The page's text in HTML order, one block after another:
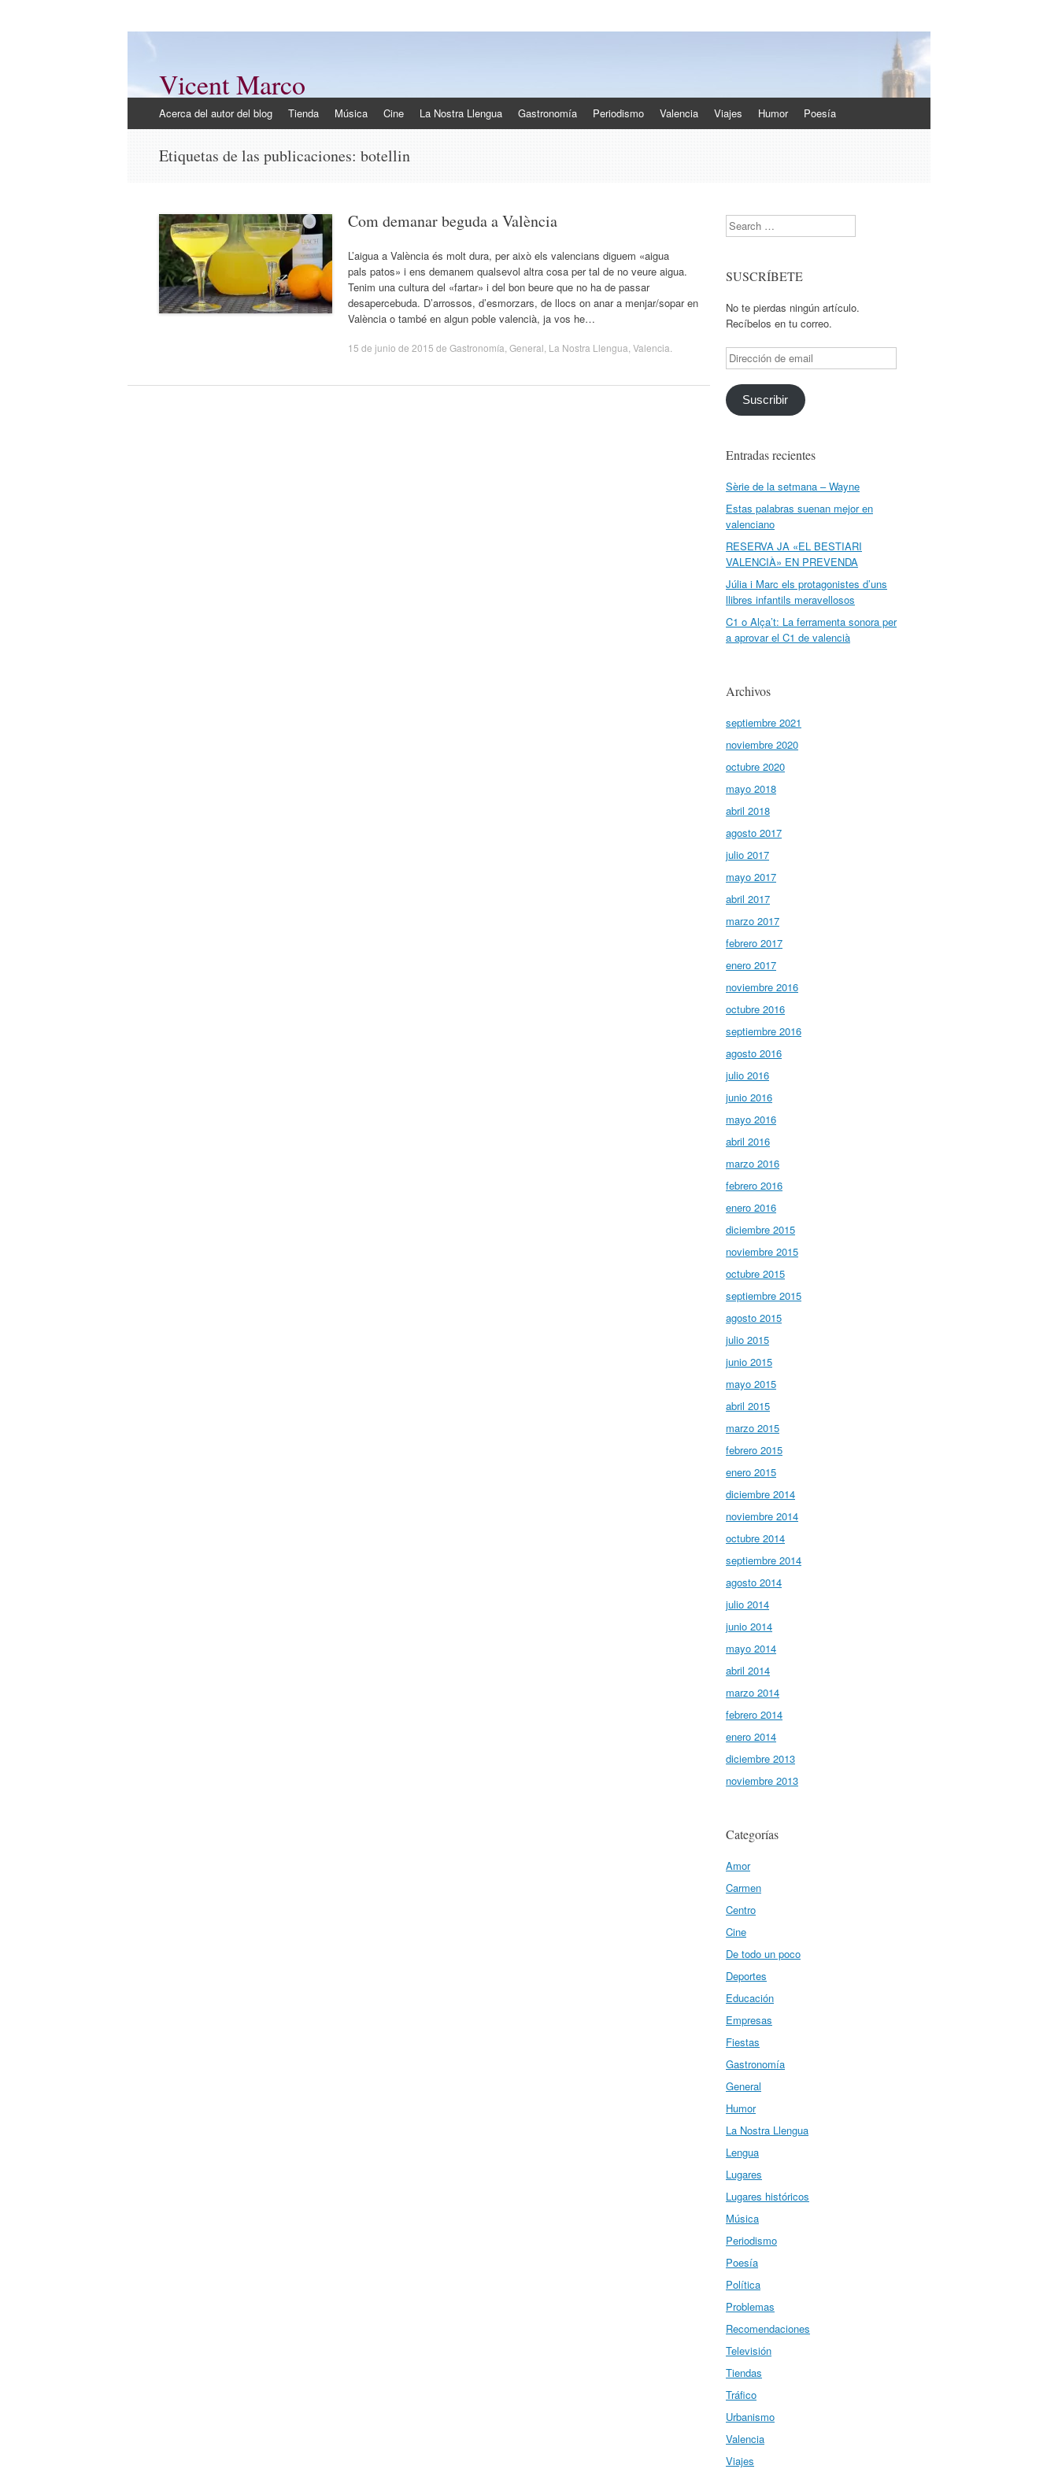
Vicent Marco
al
Acerca del autor del blog Tienda Música Cine La Nostra Llengua Gastronomía Periodismo Valencia Viajes Humor Poesía
Etiquetas de las publicaciones: botellin
Com demanar beguda a València
L’aigua a València és molt dura, per això els valencians diguem «aigua
pals patos» i ens demanem qualsevol altra cosa per tal de no veure aigua.
Tenim una cultura del «fartar» i del bon beure que no ha de passar
desapercebuda. D’arrossos, d’esmorzars, de llocs on anar a menjar/sopar en
València o també en algun poble valencià, ja vos he…
15 de junio de 2015 de Gastronomía General La Nostra Llengua Valencia
Search
SUSCRÍBETE
No te pierdas ningún artículo.
Recíbelos en tu correo.
Dirección
de
email
Suscribir
Entradas recientes
Sèrie de la setmana – Wayne
Estas palabras suenan mejor en
valenciano
RESERVA JA «EL BESTIARI
VALENCIÀ» EN PREVENDA
Júlia i Marc els protagonistes d’uns
llibres infantils meravellosos
C1 o Alça’t: La ferramenta sonora per
a aprovar el C1 de valencià
Archivos
septiembre 2021
noviembre 2020
octubre 2020
mayo 2018
abril 2018
agosto 2017
julio 2017
mayo 2017
abril 2017
marzo 2017
febrero 2017
enero 2017
noviembre 2016
octubre 2016
septiembre 2016
agosto 2016
julio 2016
junio 2016
mayo 2016
abril 2016
marzo 2016
febrero 2016
enero 2016
diciembre 2015
noviembre 2015
octubre 2015
septiembre 2015
agosto 2015
julio 2015
junio 2015
mayo 2015
abril 2015
marzo 2015
febrero 2015
enero 2015
diciembre 2014
noviembre 2014
octubre 2014
septiembre 2014
agosto 2014
julio 2014
junio 2014
mayo 2014
abril 2014
marzo 2014
febrero 2014
enero 2014
diciembre 2013
noviembre 2013
Categorías
Amor
Carmen
Centro
Cine
De todo un poco
Deportes
Educación
Empresas
Fiestas
Gastronomía
General
Humor
La Nostra Llengua
Lengua
Lugares
Lugares históricos
Música
Periodismo
Poesía
Política
Problemas
Recomendaciones
Televisión
Tiendas
Tráfico
Urbanismo
Valencia
Viajes